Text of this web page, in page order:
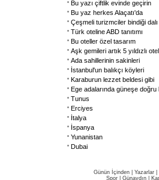
Bu yazı çiftlik evinde geçirin
Bu yaz herkes Alaçatı'da
Çeşmeli turizmciler bindiği
Türk oteline ABD tanıtımı
Bu oteller özel tasarım
Aşk gemileri artık 5 yıldızlı
Ada sahillerinin sakinleri
İstanbul'un balıkçı köyleri
Karaburun lezzet beldesi gibi
Ege adalarında güneşe doğru
Tunus
Erciyes
İtalya
İspanya
Yunanistan
Dubai
Günün İçinden Yazarlar
Spor
Günaydın